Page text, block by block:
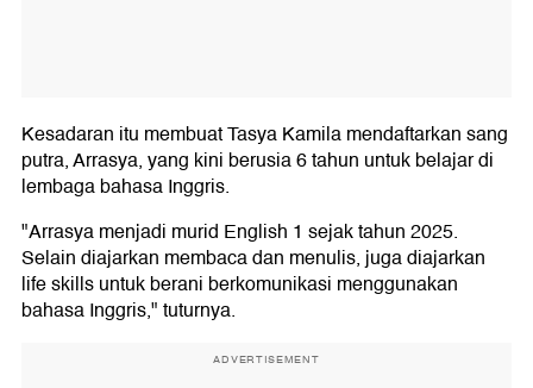
Kesadaran itu membuat Tasya Kamila mendaftarkan sang
putra, Arrasya, yang kini berusia 6 tahun untuk belajar di
lembaga bahasa Inggris.
"Arrasya menjadi murid English 1 sejak tahun 2025.
Selain diajarkan membaca dan menulis, juga diajarkan
life skills untuk berani berkomunikasi menggunakan
bahasa Inggris," tuturnya.
ADVERTISEMENT